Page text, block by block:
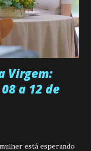
criativa e
ótima amiga. Pode ser
fazer algo.
inseminada por eng...
Virgem:
a 12 de
está esperando